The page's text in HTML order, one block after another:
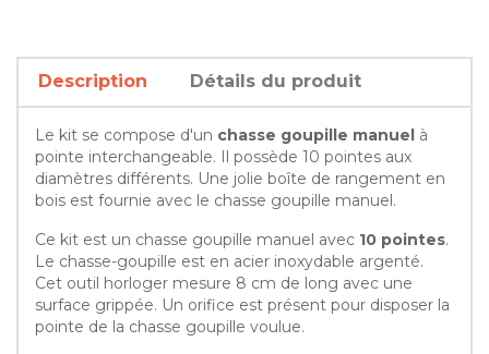
Description Détails du produit
Le kit se compose d'un chasse goupille manuel à
pointe interchangeable. Il possède 10 pointes aux
diamètres différents. Une jolie boîte de rangement en
bois est fournie avec le chasse goupille manuel.
Ce kit est un chasse goupille manuel avec 10 pointes.
Le chasse-goupille est en acier inoxydable argenté.
Cet outil horloger mesure 8 cm de long avec une
surface grippée. Un orifice est présent pour disposer la
pointe de la chasse goupille voulue.